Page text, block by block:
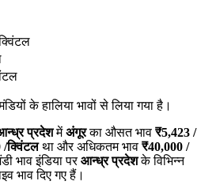
के हालिया भावों से लिया गया है।
प्रदेशमेंअंगूरका औसत भाव ₹5,423 /
/क्विंटलथा और अधिकतम भाव ₹40,000 /
भाव इंडिया परआन्ध्र प्रदेशके विभिन्न
भाव दिए गए हैं।